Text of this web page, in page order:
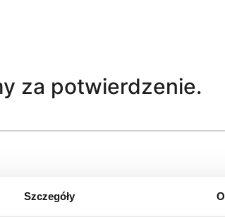
Szczegóły
za potwierdzenie.